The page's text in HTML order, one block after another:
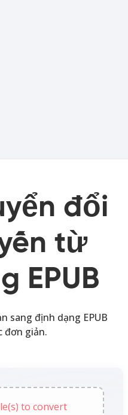
đổi
từ
EPUB
sang định dạng EPUB
đơn giản.
to convert